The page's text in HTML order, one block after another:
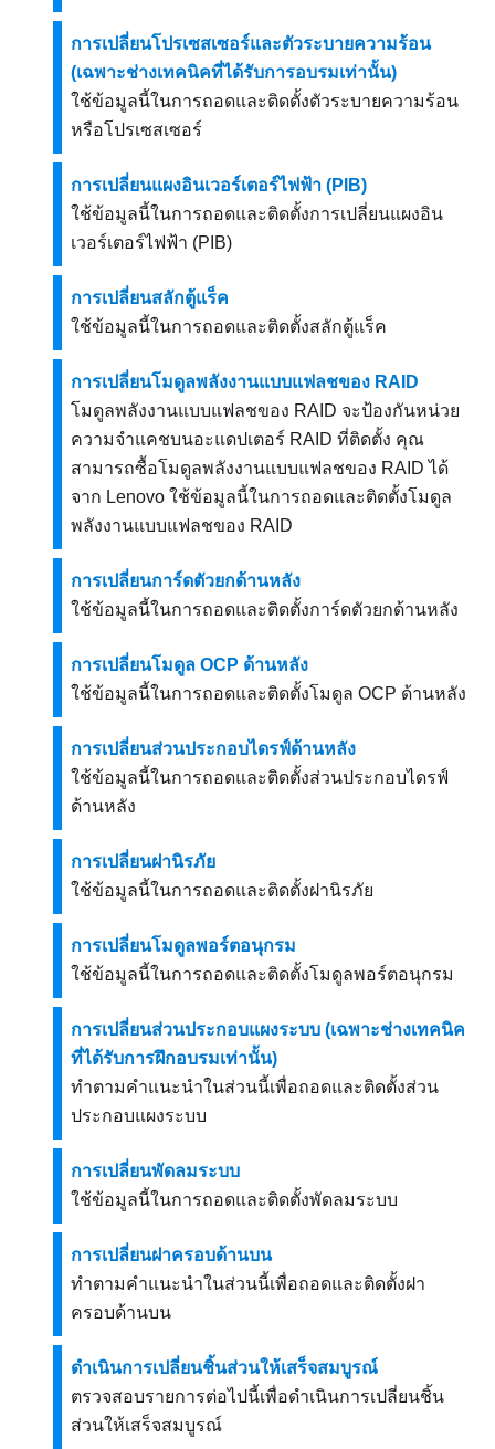
การเปลี่ยนโปรเซสเซอร์และตัวระบายความร้อน
(เฉพาะช่างเทคนิคที่ได้รับการอบรมเท่านั้น)
ใช้ข้อมูลนี้ในการถอดและติดตั้งตัวระบายความร้อน
หรือโปรเซสเซอร์
การเปลี่ยนแผงอินเวอร์เตอร์ไฟฟ้า (PIB)
ใช้ข้อมูลนี้ในการถอดและติดตั้งการเปลี่ยนแผงอิน
เวอร์เตอร์ไฟฟ้า (PIB)
การเปลี่ยนสลักตู้แร็ค
ใช้ข้อมูลนี้ในการถอดและติดตั้งสลักตู้แร็ค
การเปลี่ยนโมดูลพลังงานแบบแฟลชของ RAID
โมดูลพลังงานแบบแฟลชของ RAID จะป้องกันหน่วย
ความจำแคชบนอะแดปเตอร์ RAID ที่ติดตั้ง คุณ
สามารถซื้อโมดูลพลังงานแบบแฟลชของ RAID ได้
จาก Lenovo ใช้ข้อมูลนี้ในการถอดและติดตั้งโมดูล
พลังงานแบบแฟลชของ RAID
การเปลี่ยนการ์ดตัวยกด้านหลัง
ใช้ข้อมูลนี้ในการถอดและติดตั้งการ์ดตัวยกด้านหลัง
การเปลี่ยนโมดูล OCP ด้านหลัง
ใช้ข้อมูลนี้ในการถอดและติดตั้งโมดูล OCP ด้านหลัง
การเปลี่ยนส่วนประกอบไดรฟ์ด้านหลัง
ใช้ข้อมูลนี้ในการถอดและติดตั้งส่วนประกอบไดรฟ์
ด้านหลัง
การเปลี่ยนฝานิรภัย
ใช้ข้อมูลนี้ในการถอดและติดตั้งฝานิรภัย
การเปลี่ยนโมดูลพอร์ตอนุกรม
ใช้ข้อมูลนี้ในการถอดและติดตั้งโมดูลพอร์ตอนุกรม
การเปลี่ยนส่วนประกอบแผงระบบ (เฉพาะช่างเทคนิค
ที่ได้รับการฝึกอบรมเท่านั้น)
ทำตามคำแนะนำในส่วนนี้เพื่อถอดและติดตั้งส่วน
ประกอบแผงระบบ
การเปลี่ยนพัดลมระบบ
ใช้ข้อมูลนี้ในการถอดและติดตั้งพัดลมระบบ
การเปลี่ยนฝาครอบด้านบน
ทำตามคำแนะนำในส่วนนี้เพื่อถอดและติดตั้งฝา
ครอบด้านบน
ดำเนินการเปลี่ยนชิ้นส่วนให้เสร็จสมบูรณ์
ตรวจสอบรายการต่อไปนี้เพื่อดำเนินการเปลี่ยนชิ้น
ส่วนให้เสร็จสมบูรณ์